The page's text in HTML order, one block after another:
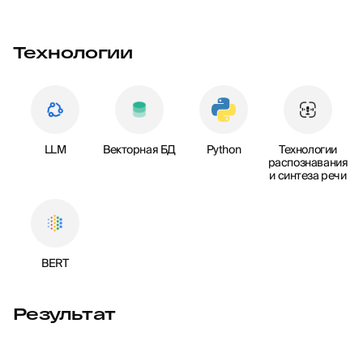
Технологии
LLM Векторная БД Python Технологии
распознавания
и синтеза речи
BERT
Результат